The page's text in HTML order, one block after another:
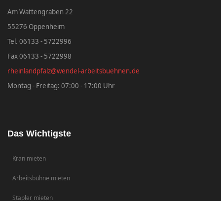
Am Wattengraben 22
55276 Oppenheim
Tel. 06133 - 5722996
Fax 06133 - 5722998
rheinlandpfalz@wendel-arbeitsbuehnen.de
Montag - Freitag: 07:00 - 17:00 Uhr
Das Wichtigste
Kran mieten
Arbeitsbühne mieten
Stapler mieten